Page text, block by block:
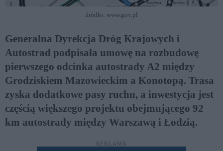
źródło: www.gov.pl
Generalna Dyrekcja Dróg Krajowych i
Autostrad podpisała umowę na rozbudowę
pierwszego odcinka autostrady A2 między
Grodziskiem Mazowieckim a Konotopą. Trasa
zyska dodatkowe pasy ruchu, a inwestycja jest
częścią większego projektu obejmującego 92
km autostrady między Warszawą i Łodzią.
REKLAMA